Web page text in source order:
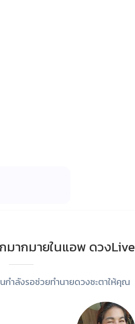
ากมายในแอพ ดวงLive
ำลังรอช่วยทำนายดวงชะตาให้คุณ